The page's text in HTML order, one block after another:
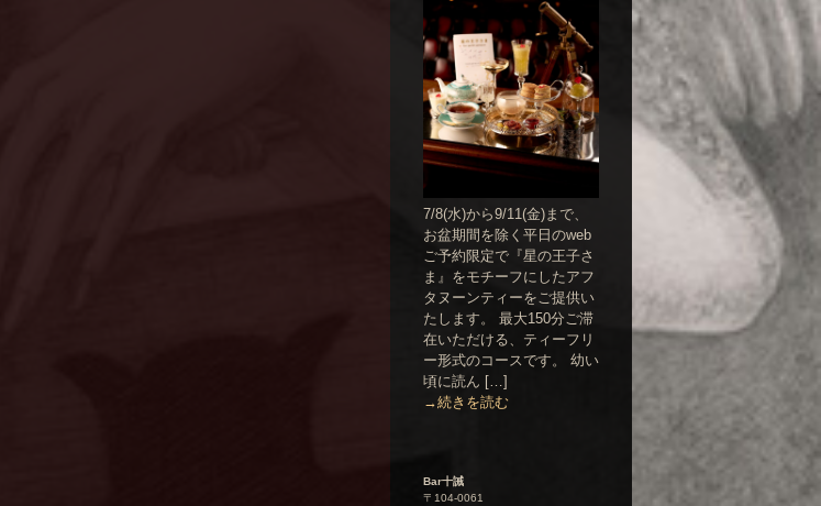
7/8(水)から9/11(金)まで、
お盆期間を除く平日のweb
ご予約限定で『星の王子さ
ま』をモチーフにしたアフ
タヌーンティーをご提供い
たします。 最大150分ご滞
在いただける、ティーフリ
ー形式のコースです。 幼い
頃に読ん […]
→続きを読む
Bar十誡
〒104-0061